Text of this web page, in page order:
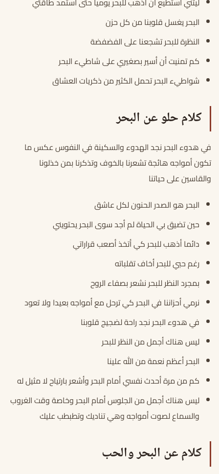
البحر يغسل قلوبنا من كل حزن
النظرة للبحر تشجعنا على الفضفضة
كم تمنيت أن أسير بصغيري على شاطيء البحر
شواطيء البحر تحمل الكثير من ذكريات العشاق
كلام حلو عن البحر
في هدوء البحر نجد الهدوء والسكينة في النفوس عكس ما
تكون أمواجه هائجة تشعرنا بالخوف وتذكرنا بمن خذلونا
والقاسين على حياتنا
البحر هو الصدر الحنون لكل عاشق
حين تضيق بي الحياة لم أجد سوى البحر يحتويني
دائما أذهب للبحر كي أتخذ أصعب قراراتي
رغم حبي للبحر أخاف تقلباته
بمجرد النظر للبحر نشعر بصفاء الروح
نرمي أحزاننا في البحر كي ترحل مع أمواجه بعيدا ولا تعود
في هدوء البحر نجد راحة لضجيج قلوبنا
ليس هناك أجمل من النظر للبحر
البحر أعظم نعمة من الله علينا
كم من مرة أحدث نفسي أمام البحر وأشعر بارتياح لا مثيل له
ليس هناك أجمل من الجلوس أمام البحر وخاصة وقت الغروب
والسماع لصوت أمواجه وهي تناديك وتطبطب عليك
كلام عن البحر والحب